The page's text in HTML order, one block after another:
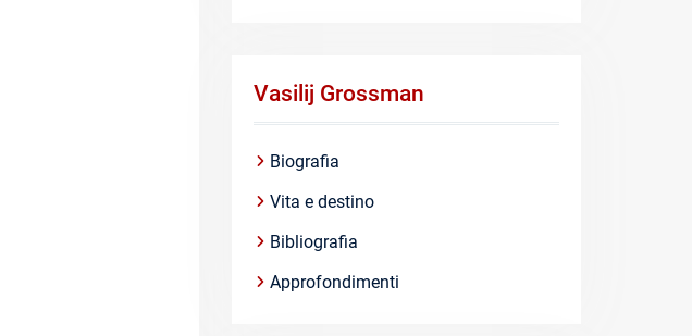
Vasilij Grossman
Biografia
Vita e destino
Bibliografia
Approfondimenti